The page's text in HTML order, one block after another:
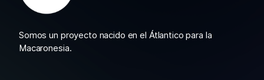
Somos un proyecto nacido en el Átlantico para la
Macaronesia.